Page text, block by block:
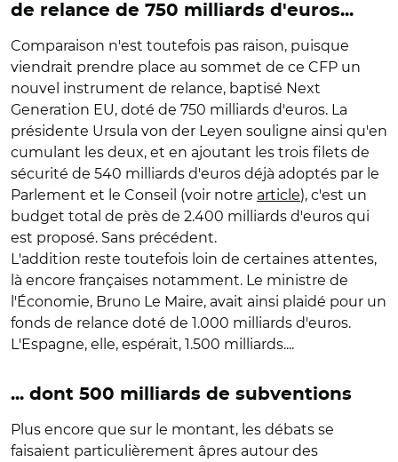
de relance de 750 milliards d'euros...
Comparaison n'est toutefois pas raison, puisque
viendrait prendre place au sommet de ce CFP un
nouvel instrument de relance, baptisé Next
Generation EU, doté de 750 milliards d'euros. La
présidente Ursula von der Leyen souligne ainsi qu'en
cumulant les deux, et en ajoutant les trois filets de
sécurité de 540 milliards d'euros déjà adoptés par le
Parlement et le Conseil (voir notre article), c'est un
budget total de près de 2.400 milliards d'euros qui
est proposé. Sans précédent.
L'addition reste toutefois loin de certaines attentes,
là encore françaises notamment. Le ministre de
l'Économie, Bruno Le Maire, avait ainsi plaidé pour un
fonds de relance doté de 1.000 milliards d'euros.
L'Espagne, elle, espérait, 1.500 milliards....
... dont 500 milliards de subventions
Plus encore que sur le montant, les débats se
faisaient particulièrement âpres autour des